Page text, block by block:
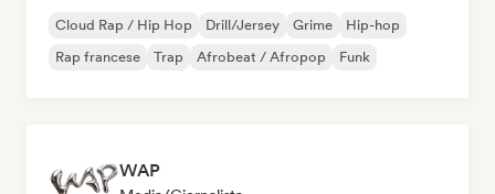
Cloud Rap / Hip Hop Drill/Jersey Grime
Hip-hop
Rap francese
Trap Afrobeat / Afropop Funk
WAP